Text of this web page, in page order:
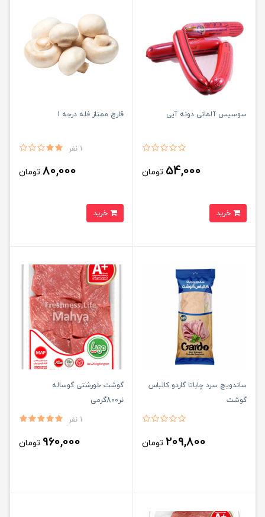
سوسیس آلمانی دونه آیی
54,000 تومان
قارچ ممتاز فله درجه 1
1 نفر
80,000 تومان
ساندویچ سرد چاباتا گاردو کالباس
گوشت
209,800 تومان
گوشت خورشتی گوساله
نر800گرمی
1 نفر
960,000 تومان